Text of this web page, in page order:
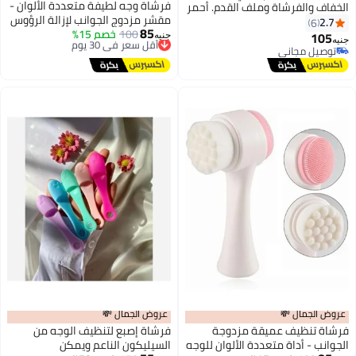
الخفاف والفرشاة وملف القدم. أحمر
2.7
6
جنيه105
توصيل مجاني
توصيل مجاني
فرشاة وجه لطيفة متعددة الألوان -
مقشر مزدوج الجوانب لإزالة الرؤوس
السوداء لبشرة ناعمة ومشرقة
جنيه85
100خصم 15%
أقل سعر في 30 يوم
توصيل مجاني
أقل سعر في 30 يوم
عروض الجمال 💸
فرشاة تنظيف عميقة مزدوجة
الجوانب - أداة متعددة الألوان للوجه
عروض الجمال 💸
فرشاة إصبع لتنظيف الوجه من
السيليكون الناعم ويمكن